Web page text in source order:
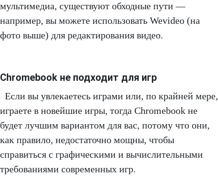
мультимедиа, существуют обходные пути —
например, вы можете использовать Wevideo (на
фото выше) для редактирования видео.
Chromebook не подходит для игр
Если вы увлекаетесь играми или, по крайней мере,
играете в новейшие игры, тогда Chromebook не
будет лучшим вариантом для вас, потому что они,
как правило, недостаточно мощны, чтобы
справиться с графическими и вычислительными
требованиями современных игр.